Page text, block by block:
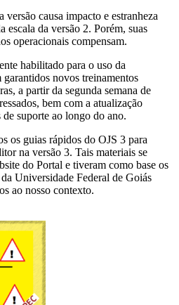
causa impacto e estranheza
escala da versão 2. Porém, suas
operacionais compensam.
habilitado para o uso da
novos treinamentos
a partir da segunda semana de
bem com a atualização
de suporte ao longo do ano.
os guias rápidos do OJS 3 para
na versão 3. Tais materiais se
do Portal e tiveram como base os
Universidade Federal de Goiás
ao nosso contexto.